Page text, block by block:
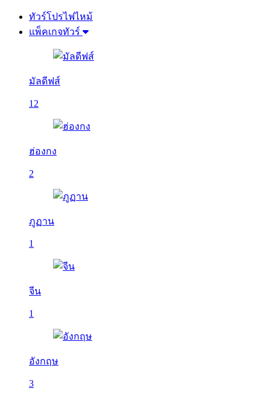
ทัวร์โปรไฟไหม้
แพ็คเกจทัวร์
มัลดีฟส์
12
ฮ่องกง
2
ภูฏาน
1
จีน
1
อังกฤษ
3